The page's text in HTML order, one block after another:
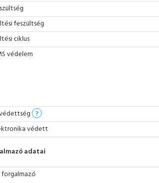
feszültség
ciklus
védelem
?
védett
adatai
forgalmazó